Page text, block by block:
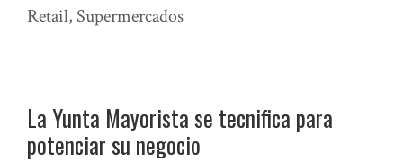
Retail, Supermercados
La Yunta Mayorista se tecnifica para
potenciar su negocio